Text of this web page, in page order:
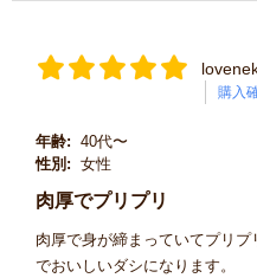
購入
年齢: 40代〜
性別: 女性
肉厚でプリプリ
肉厚で身が締まっていてプリ
でおいしいダシになります。